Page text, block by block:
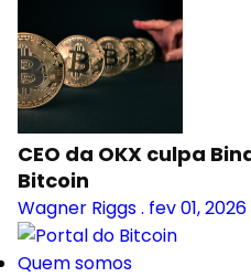
CEO da OKX culpa
Bitcoin
Wagner Riggs. fev 01, 2026
Quem somos